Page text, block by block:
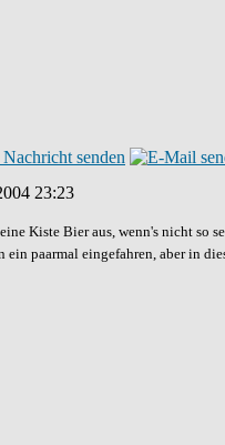
23:23
Kiste Bier aus, wenn's nicht so
ein paarmal eingefahren, aber in